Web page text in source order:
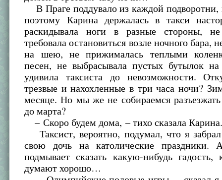
В Праге поддувало из каждой
поэтому Карина держалась в такси
раскидывала ноги в разные стороны,
требовала остановиться возле ночного бара,
на шею, не прижималась теплыми
песен, не выбрасывала пустых бутылок
удивила таксиста до невозможности.
трезвые и нахохленные в три часа ночи?
месяце. Но мы же не собираемся
до марта?
– Скоро будем дома, – тихо сказала
Таксист, вероятно, подумал, что я
свою дочь на католические праздники.
подмывает сказать какую-нибудь
думают хорошо…